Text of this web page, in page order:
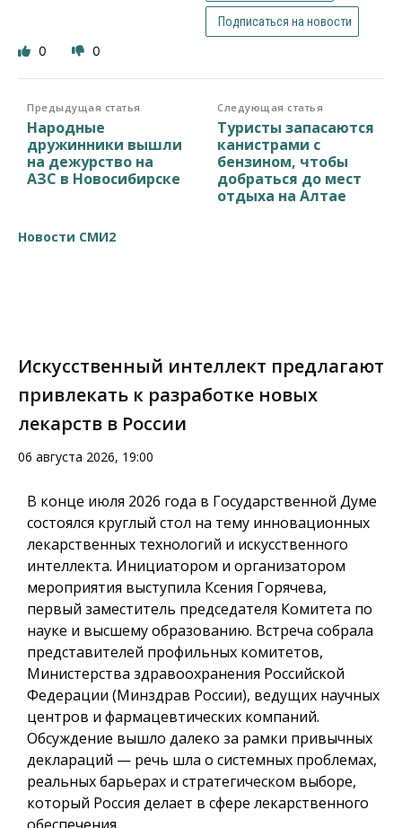
Подписаться на новости
0 0
Предыдущая статья
Народные
дружинники вышли
на дежурство на
АЗС в Новосибирске
Следующая статья
Туристы запасаются
канистрами с
бензином, чтобы
добраться до мест
отдыха на Алтае
Новости СМИ2
Искусственный интеллект предлагают
привлекать к разработке новых
лекарств в России
06 августа 2026, 19:00
В конце июля 2026 года в Государственной Думе
состоялся круглый стол на тему инновационных
лекарственных технологий и искусственного
интеллекта. Инициатором и организатором
мероприятия выступила Ксения Горячева,
первый заместитель председателя Комитета по
науке и высшему образованию. Встреча собрала
представителей профильных комитетов,
Министерства здравоохранения Российской
Федерации (Минздрав России), ведущих научных
центров и фармацевтических компаний.
Обсуждение вышло далеко за рамки привычных
деклараций — речь шла о системных проблемах,
реальных барьерах и стратегическом выборе,
который Россия делает в сфере лекарственного